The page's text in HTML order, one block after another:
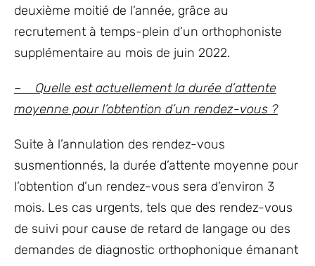
deuxième moitié de l’année, grâce au
recrutement à temps-plein d’un orthophoniste
supplémentaire au mois de juin 2022.
– Quelle est actuellement la durée d’attente
moyenne pour l’obtention d’un rendez-vous ?
Suite à l’annulation des rendez-vous
susmentionnés, la durée d’attente moyenne pour
l’obtention d’un rendez-vous sera d’environ 3
mois. Les cas urgents, tels que des rendez-vous
de suivi pour cause de retard de langage ou des
demandes de diagnostic orthophonique émanant